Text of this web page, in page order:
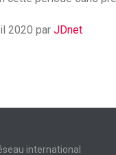
2020 par JDnet
international